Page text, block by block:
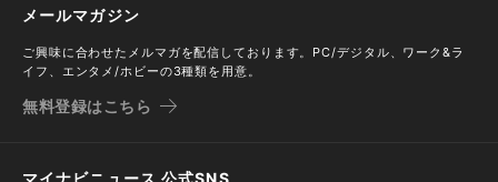
メールマガジン
ご興味に合わせたメルマガを配信しております。PC/デジタル、ワーク&ラ
イフ、エンタメ/ホビーの3種類を用意。
無料登録はこちら
マイナビニュース 公式SNS